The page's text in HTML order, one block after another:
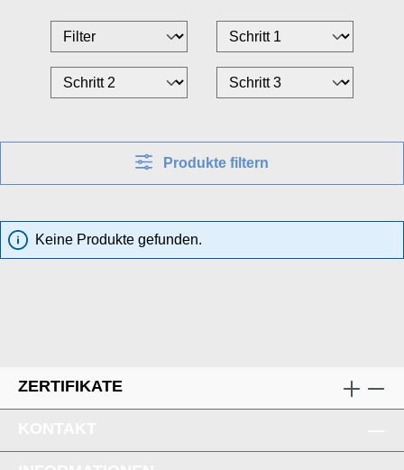
Produkte filtern
Keine Produkte gefunden.
ZERTIFIKATE